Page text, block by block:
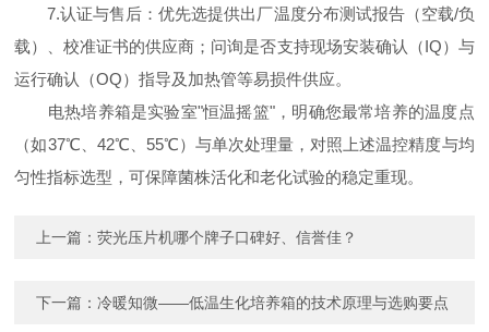
7.认证与售后：优先选提供出厂温度分布测试报告（空载/负
载）、校准证书的供应商；问询是否支持现场安装确认（IQ）与
运行确认（OQ）指导及加热管等易损件供应。
电热培养箱是实验室"恒温摇篮"，明确您最常培养的温度点
（如37℃、42℃、55℃）与单次处理量，对照上述温控精度与均
匀性指标选型，可保障菌株活化和老化试验的稳定重现。
上一篇：荧光压片机哪个牌子口碑好、信誉佳？
下一篇：冷暖知微——低温生化培养箱的技术原理与选购要点